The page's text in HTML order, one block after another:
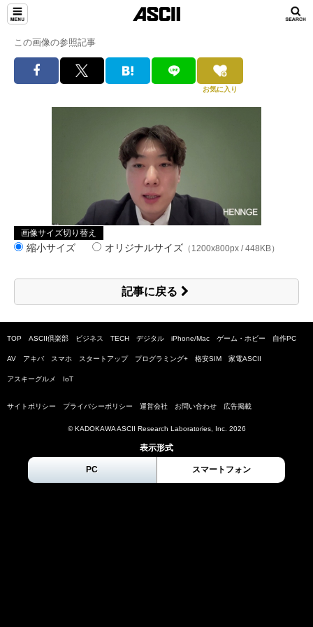
この画像の参照記事
お気に入り
画像サイズ切り替え
縮小サイズ オリジナルサイズ （1200x800px / 448KB）
記事に戻る
TOP ASCII倶楽部 ビジネス TECH デジタル iPhone/Mac ゲーム・ホビー 自作PC
AV アキバ スマホ スタートアップ プログラミング+ 格安SIM 家電ASCII
アスキーグルメ IoT
サイトポリシー プライバシーポリシー 運営会社 お問い合わせ 広告掲載
© KADOKAWA ASCII Research Laboratories, Inc. 2026
表示形式
PC スマートフォン